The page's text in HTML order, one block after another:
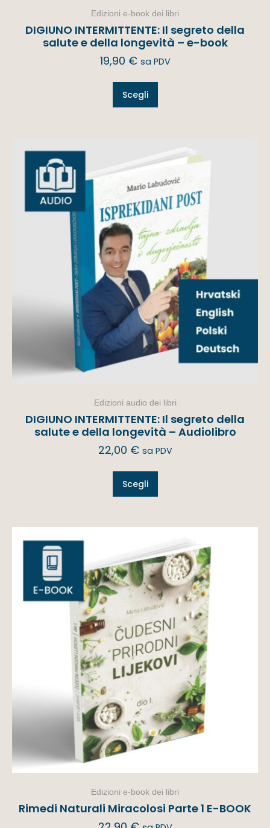
Edizioni e-book dei libri
DIGIUNO INTERMITTENTE: Il segreto della
salute e della longevità – e-book
19,90 € sa PDV
Scegli
Edizioni audio dei libri
DIGIUNO INTERMITTENTE: Il segreto della
salute e della longevità – Audiolibro
22,00 € sa PDV
Scegli
Edizioni e-book dei libri
Rimedi Naturali Miracolosi Parte 1 E-BOOK